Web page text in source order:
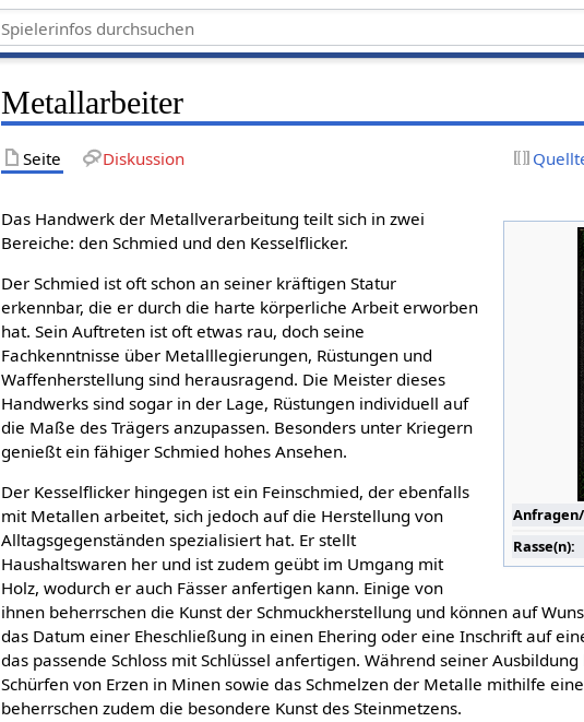
Metallarbeiter
Seite Diskussion
Rasse(n):
Das Handwerk der Metallverarbeitung teilt sich in zwei
Bereiche: den Schmied und den Kesselflicker.
Der Schmied ist oft schon an seiner kräftigen Statur
erkennbar, die er durch die harte körperliche Arbeit erworben
hat. Sein Auftreten ist oft etwas rau, doch seine
Fachkenntnisse über Metalllegierungen, Rüstungen und
Waffenherstellung sind herausragend. Die Meister dieses
Handwerks sind sogar in der Lage, Rüstungen individuell auf
die Maße des Trägers anzupassen. Besonders unter Kriegern
genießt ein fähiger Schmied hohes Ansehen.
Der Kesselflicker hingegen ist ein Feinschmied, der ebenfalls
mit Metallen arbeitet, sich jedoch auf die Herstellung von
Alltagsgegenständen spezialisiert hat. Er stellt
Haushaltswaren her und ist zudem geübt im Umgang mit
Holz, wodurch er auch Fässer anfertigen kann. Einige von
ihnen beherrschen die Kunst der Schmuckherstellung und können auf
das Datum einer Eheschließung in einen Ehering oder eine Inschrift auf
das passende Schloss mit Schlüssel anfertigen. Während seiner
Schürfen von Erzen in Minen sowie das Schmelzen der Metalle mithilfe
beherrschen zudem die besondere Kunst des Steinmetzens.